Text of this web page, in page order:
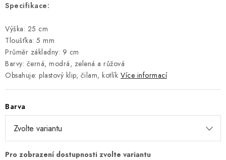
Specifikace:
Výška: 25 cm
Tloušťka: 5 mm
Průměr základny: 9 cm
Barvy: černá, modrá, zelená a růžová
Obsahuje: plastový klip, čilam, kotlík Více informací
Barva